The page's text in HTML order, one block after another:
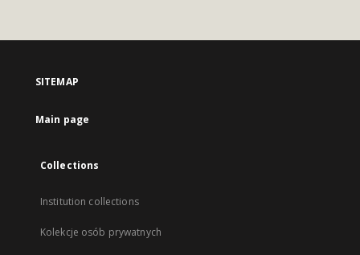
SITEMAP
Main page
Collections
Institution collections
Kolekcje osób prywatnych